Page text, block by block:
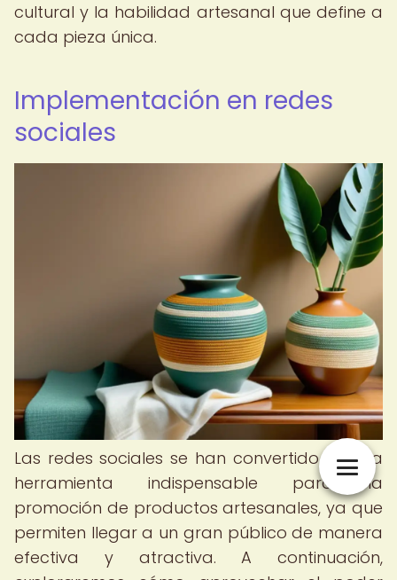
cultural y la habilidad artesanal que define a
cada pieza única.
Implementación en redes
sociales
Las redes sociales se han convertido en una
herramienta indispensable para la
promoción de productos artesanales, ya que
permiten llegar a un gran público de manera
efectiva y atractiva. A continuación,